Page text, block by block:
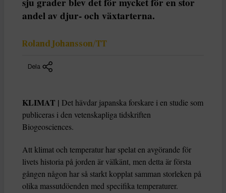
andel av djur- och växtarterna.
Roland Johansson/TT
Dela
KLIMAT | Det hävdar japanska forskare i en studie som
publiceras i den vetenskapliga tidskriften
Biogeosciences.
Att klimat och temperatur har spelat en avgörande för
livets historia på jorden är välkänt, men detta är första
gången någon har så starkt kopplat samman storleken på
olika massutdöenden med specifika temperaturer.